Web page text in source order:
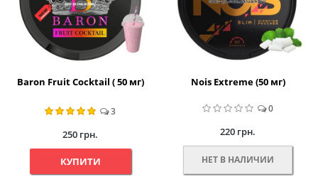
Baron Fruit Cocktail ( 50 мг)
3
250 грн.
КУПИТИ
Nois Extreme (50 мг)
0
220 грн.
НЕТ В НАЛИЧИИ